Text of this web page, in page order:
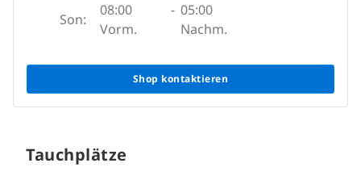
Son:
08:00
Vorm.
- 05:00
Nachm.
Shop kontaktieren
Tauchplätze